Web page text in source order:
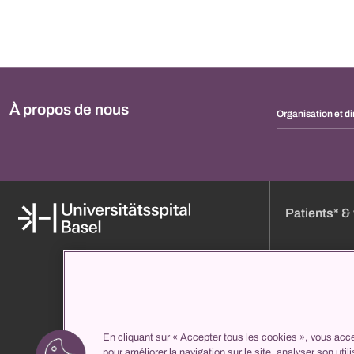
À propos de nous Organisation et
propatient
Patients* &
Votre séjour
En cliquant sur « Accepter tous les cookies », vous